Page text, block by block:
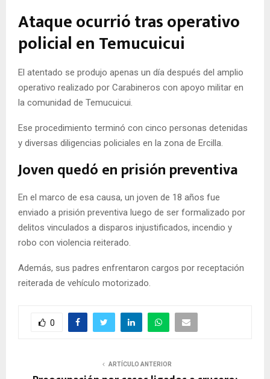
Ataque ocurrió tras operativo
policial en Temucuicui
El atentado se produjo apenas un día después del amplio
operativo realizado por Carabineros con apoyo militar en
la comunidad de Temucuicui.
Ese procedimiento terminó con cinco personas detenidas
y diversas diligencias policiales en la zona de Ercilla.
Joven quedó en prisión preventiva
En el marco de esa causa, un joven de 18 años fue
enviado a prisión preventiva luego de ser formalizado por
delitos vinculados a disparos injustificados, incendio y
robo con violencia reiterado.
Además, sus padres enfrentaron cargos por receptación
reiterada de vehículo motorizado.
0
ARTÍCULO ANTERIOR